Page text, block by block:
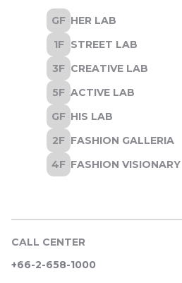
CALL CENTER
+66-2-658-1000